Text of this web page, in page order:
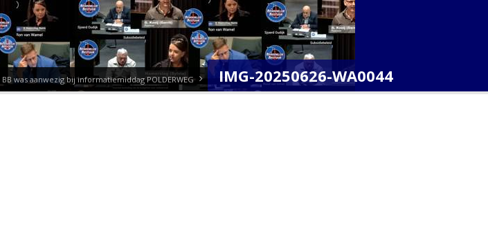
BB was aanwezig bij informatiemiddag POLDERWEG IMG-20250626-WA0044